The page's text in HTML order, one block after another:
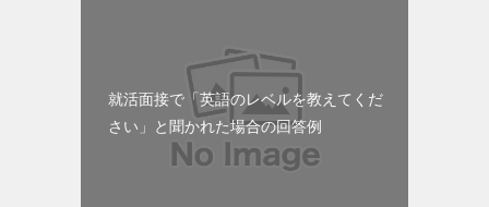
就活面接で「英語のレベルを教えてくだ
さい」と聞かれた場合の回答例